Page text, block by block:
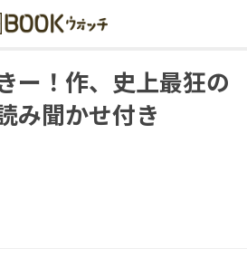
ー！作、史上最狂の
み聞かせ付き